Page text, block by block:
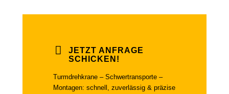
JETZT ANFRAGE
SCHICKEN!
Turmdrehkrane – Schwertransporte –
Montagen: schnell, zuverlässig & präzise